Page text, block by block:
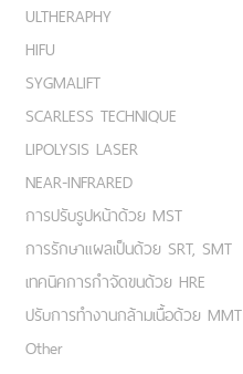
ULTHERAPHY
HIFU
SYGMALIFT
SCARLESS TECHNIQUE
LIPOLYSIS LASER
NEAR-INFRARED
การปรับรูปหน้าด้วย MST
การรักษาแผลเป็นด้วย SRT, SMT
เทคนิคการกำจัดขนด้วย HRE
ปรับการทำงานกล้ามเนื้อด้วย MMT
Other